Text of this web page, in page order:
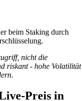
beim Staking durch
nicht die
riskant - hohe Volatilität
Preis in